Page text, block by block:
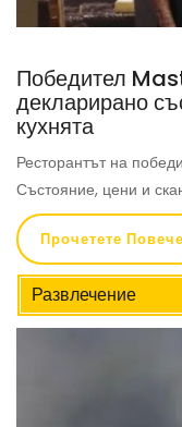
Победител
декларирано
кухнята
Ресторантът на
Състояние, цени и
Прочетете Повече
Развлечение